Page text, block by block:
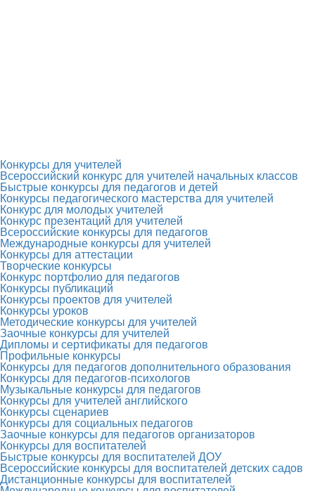
Конкурсы для учителей
Всероссийский конкурс для учителей начальных классов
Быстрые конкурсы для педагогов и детей
Конкурсы педагогического мастерства для учителей
Конкурс для молодых учителей
Конкурс презентаций для учителей
Всероссийские конкурсы для педагогов
Международные конкурсы для учителей
Конкурсы для аттестации
Творческие конкурсы
Конкурс портфолио для педагогов
Конкурсы публикаций
Конкурсы проектов для учителей
Конкурсы уроков
Методические конкурсы для учителей
Заочные конкурсы для учителей
Дипломы и сертификаты для педагогов
Профильные конкурсы
Конкурсы для педагогов дополнительного образования
Конкурсы для педагогов-психологов
Музыкальные конкурсы для педагогов
Конкурсы для учителей английского
Конкурсы сценариев
Конкурсы для социальных педагогов
Заочные конкурсы для педагогов организаторов
Конкурсы для воспитателей
Быстрые конкурсы для воспитателей ДОУ
Всероссийские конкурсы для воспитателей детских садов
Дистанционные конкурсы для воспитателей